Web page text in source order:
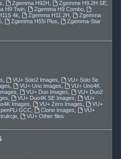
Zgemma H92H Zgemme H9.2H SE,
H9 Twin, Zgemma H9 Combo,
4k Zgemma H11.2H
Zgemma
, Zgemma H55i Plus
Zgemma-Star
VU+ Solo2 Images
VU+ Solo Se
VU+ Uno Images
VU+ Uno4K
VU+ Duo Images
VU+ Duo2
VU+ Duo4K SE Images
VU+
Images VU+ Zero Images
VU+
GCC, Clone Images
VU+
,
VU+ Other files